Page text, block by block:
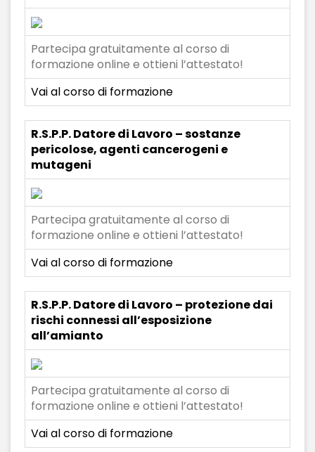
Partecipa gratuitamente al corso di
formazione online e ottieni l’attestato!
Vai al corso di formazione
R.S.P.P. Datore di Lavoro – sostanze
pericolose, agenti cancerogeni e
mutageni
Partecipa gratuitamente al corso di
formazione online e ottieni l’attestato!
Vai al corso di formazione
R.S.P.P. Datore di Lavoro – protezione dai
rischi connessi all’esposizione
all’amianto
Partecipa gratuitamente al corso di
formazione online e ottieni l’attestato!
Vai al corso di formazione